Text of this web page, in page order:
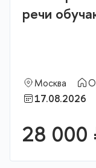
речи
Москва
17.08.2026
28 000